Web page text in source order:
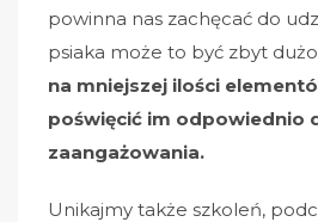
powinna nas zachęcać do
psiaka może to być zbyt
na mniejszej ilości
poświęcić im odpowiednio
zaangażowania.
Unikajmy także szkoleń,